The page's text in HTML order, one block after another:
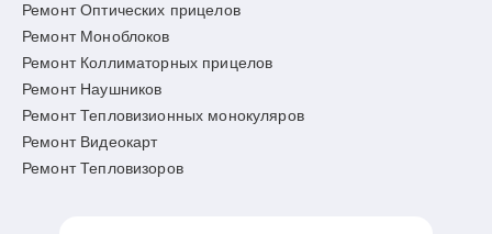
Ремонт Оптических прицелов
Ремонт Моноблоков
Ремонт Коллиматорных прицелов
Ремонт Наушников
Ремонт Тепловизионных монокуляров
Ремонт Видеокарт
Ремонт Тепловизоров